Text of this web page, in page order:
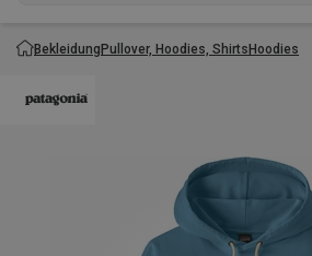
BekleidungPullover, Hoodies, ShirtsHoodies